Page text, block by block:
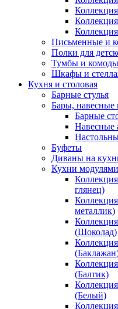
Письменные и
Полки для
Тумбы и
Шкафы и
Кухня и столовая
Барные стулья
Бары, навесные
Барные
Навесные
Буфеты
Диваны на
Кухни модулями
глянец)
металлик)
(Шоколад)
(Балтик)
(Белый)